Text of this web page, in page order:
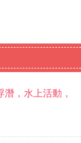
，水上活動，